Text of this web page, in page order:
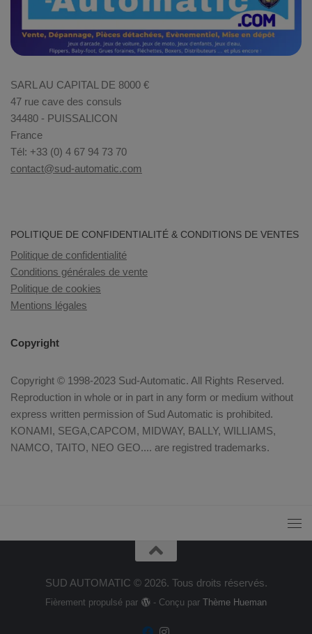
SARL AU CAPITAL DE 8000 €
47 rue cave des consuls
34480 - PUISSALICON
France
Tél: +33 (0) 4 67 94 73 70
contact@sud-automatic.com
POLITIQUE DE CONFIDENTIALITÉ & CONDITIONS DE VENTES
Politique de confidentialité
Conditions générales de vente
Politique de cookies
Mentions légales
Copyright
Copyright © 1998-2023 Sud-Automatic. All Rights Reserved.
Reproduction in whole or in part in any form or medium without
express written permission of Sud Automatic is prohibited.
KONAMI, SEGA,CAPCOM, MIDWAY, BALLY, WILLIAMS,
NAMCO, TAITO, NEO GEO.... are registred trademarks.
SUD AUTOMATIC © 2026. Tous droits réservés.
Fièrement propulsé par - Conçu par Thème Hueman